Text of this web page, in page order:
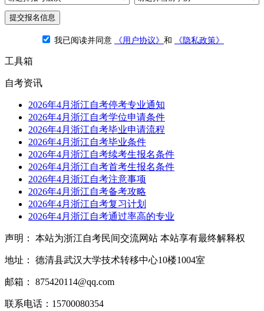
提交报名信息
我已阅读并同意 《用户协议》 和 《隐私政策》
工具箱
自考资讯
2026年4月浙江自考停考专业通知
2026年4月浙江自考学位申请条件
2026年4月浙江自考毕业申请流程
2026年4月浙江自考毕业条件
2026年4月浙江自考续考生报名条件
2026年4月浙江自考首考生报名条件
2026年4月浙江自考注意事项
2026年4月浙江自考备考攻略
2026年4月浙江自考复习计划
2026年4月浙江自考通过率高的专业
声明： 本站为浙江自考民间交流网站 本站享有最终解释权
地址： 德清县武汉大学技术转移中心10楼1004室
邮箱： 875420114@qq.com
联系电话：15700080354